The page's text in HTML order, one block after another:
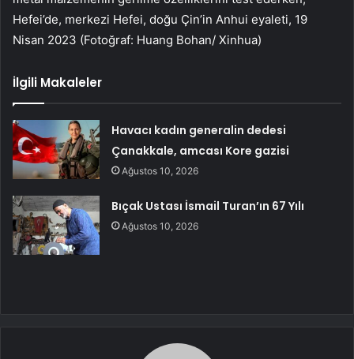
Hefei’de, merkezi Hefei, doğu Çin’in Anhui eyaleti, 19
Nisan 2023 (Fotoğraf: Huang Bohan/ Xinhua)
İlgili Makaleler
Havacı kadın generalin dedesi
Çanakkale, amcası Kore gazisi
Ağustos 10, 2026
Bıçak Ustası İsmail Turan’ın 67 Yılı
Ağustos 10, 2026